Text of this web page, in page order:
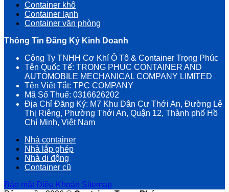
Container khô
Container lạnh
Container văn phòng
Thông Tin Đăng Ký Kinh Doanh
Công Ty TNHH Cơ Khí Ô Tô & Container Trọng Phúc
Tên Quốc Tế: TRONG PHUC CONTAINER AND
AUTOMOBILE MECHANICAL COMPANY LIMITED
Tên Viết Tắt: TPC COMPANY
Mã Số Thuế: 0316626202
Địa Chỉ Đăng Ký: M7 Khu Dân Cư Thới An, Đường Lê
Thị Riêng, Phường Thới An, Quận 12, Thành phố Hồ
Chí Minh, Việt Nam
Nhà container
Nhà lắp ghép
Nhà di động
Container cũ
Bảo mật Điều Khoản Sitemap